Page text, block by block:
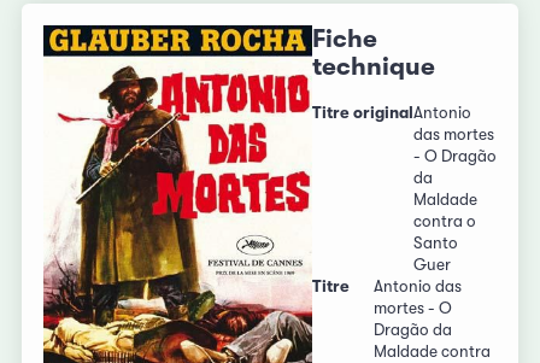
Fiche
technique
Titre original Antonio
das mortes
- O Dragão
da
Maldade
contra o
Santo
Guer
Titre
Antonio das
mortes - O
Dragão da
Maldade contra